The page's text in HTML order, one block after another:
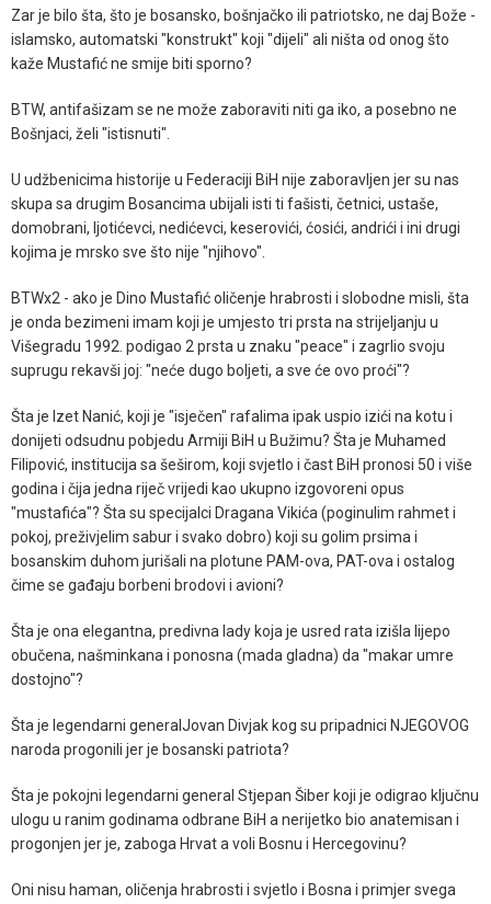
Zar je bilo šta, što je bosansko, bošnjačko ili patriotsko, ne daj Bože -
islamsko, automatski "konstrukt" koji "dijeli" ali ništa od onog što
kaže Mustafić ne smije biti sporno?
BTW, antifašizam se ne može zaboraviti niti ga iko, a posebno ne
Bošnjaci, želi "istisnuti".
U udžbenicima historije u Federaciji BiH nije zaboravljen jer su nas
skupa sa drugim Bosancima ubijali isti ti fašisti, četnici, ustaše,
domobrani, ljotićevci, nedićevci, keserovići, ćosići, andrići i ini drugi
kojima je mrsko sve što nije "njihovo".
BTWx2 - ako je Dino Mustafić oličenje hrabrosti i slobodne misli, šta
je onda bezimeni imam koji je umjesto tri prsta na strijeljanju u
Višegradu 1992. podigao 2 prsta u znaku "peace" i zagrlio svoju
suprugu rekavši joj: "neće dugo boljeti, a sve će ovo proći"?
Šta je Izet Nanić, koji je "isječen" rafalima ipak uspio izići na kotu i
donijeti odsudnu pobjedu Armiji BiH u Bužimu? Šta je Muhamed
Filipović, institucija sa šeširom, koji svjetlo i čast BiH pronosi 50 i više
godina i čija jedna riječ vrijedi kao ukupno izgovoreni opus
"mustafića"? Šta su specijalci Dragana Vikića (poginulim rahmet i
pokoj, preživjelim sabur i svako dobro) koji su golim prsima i
bosanskim duhom jurišali na plotune PAM-ova, PAT-ova i ostalog
čime se gađaju borbeni brodovi i avioni?
Šta je ona elegantna, predivna lady koja je usred rata izišla lijepo
obučena, našminkana i ponosna (mada gladna) da "makar umre
dostojno"?
Šta je legendarni generalJovan Divjak kog su pripadnici NJEGOVOG
naroda progonili jer je bosanski patriota?
Šta je pokojni legendarni general Stjepan Šiber koji je odigrao ključnu
ulogu u ranim godinama odbrane BiH a nerijetko bio anatemisan i
progonjen jer je, zaboga Hrvat a voli Bosnu i Hercegovinu?
Oni nisu haman, oličenja hrabrosti i svjetlo i Bosna i primjer svega